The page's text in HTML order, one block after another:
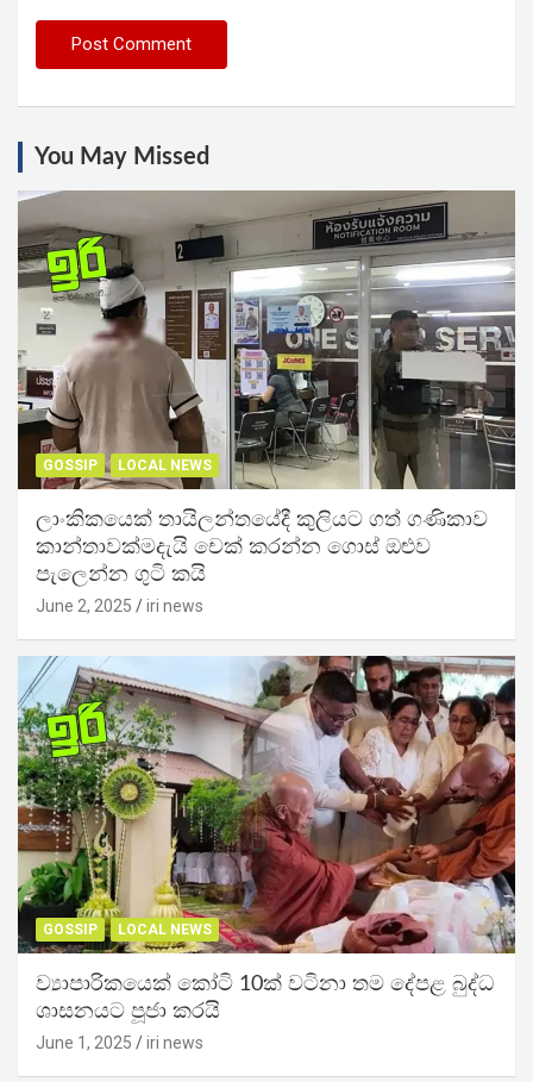
You May Missed
GOSSIP LOCAL NEWS
ලාංකිකයෙක් තායිලන්තයේදී කුලියට ගත් ගණිකාව
කාන්තාවක්මදැයි චෙක් කරන්න ගොස් ඔළුව
පැලෙන්න ගුටි කයි
June 2, 2025 iri news
GOSSIP LOCAL NEWS
ව්‍යාපාරිකයෙක් කෝටි 10ක් වටිනා තම දේපළ බුද්ධ
ශාසනයට පූජා කරයි
June 1, 2025 iri news